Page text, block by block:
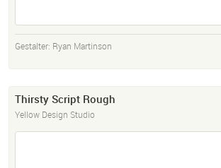
Gestalter: Ryan Martinson
Thirsty Script Rough
Yellow Design Studio